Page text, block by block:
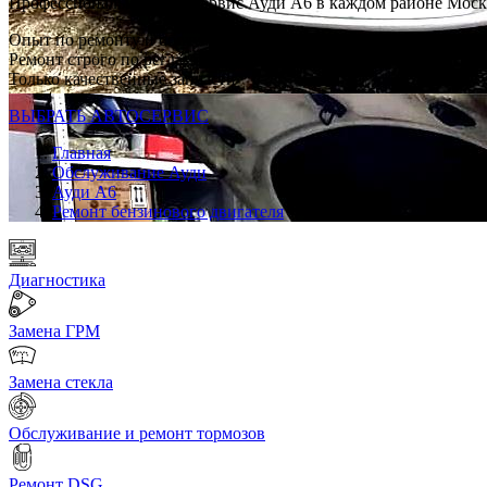
Опыт по ремонту и обслуживанию AUDI с 2007 г
Ремонт строго по регламенту VAG
Только качественные запчасти
ВЫБРАТЬ АВТОСЕРВИС
Главная
Обслуживание Ауди
Ауди А6
Ремонт бензинового двигателя
Диагностика
Замена ГРМ
Замена стекла
Обслуживание и ремонт тормозов